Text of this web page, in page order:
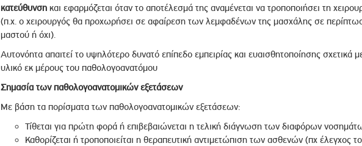
κατεύθυνσηκαι εφαρμόζεται όταν το αποτέλεσμά της αναμένεται να τροποποιήσει τη
(π.χ. ο χειρουργός θα προχωρήσει σε αφαίρεση των λεμφαδένων της μασχάλης σε
μαστού ή όχι).
Αυτονόητα απαιτεί το υψηλότερο δυνατό επίπεδο εμπειρίας και ευαισθητοποίησης σχετικά
υλικό εκ μέρους του παθολογοανατόμου
Σημασία των παθολογοανατομικών εξετάσεων
Με βάση τα πορίσματα των παθολογοανατομικών εξετάσεων:
Τίθεται για πρώτη φορά ή επιβεβαιώνεται η τελική διάγνωση των διαφόρων
Καθορίζεται ή τροποποιείται η θεραπευτική αντιμετώπιση των ασθενών (πχ έλεγχος